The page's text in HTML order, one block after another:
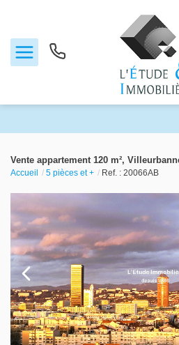
Biens vendus
Locations
Estimation
Gestion locative
Vente appartement 120 m²,
Accueil 5 pièces et + Ref. : 20066AB